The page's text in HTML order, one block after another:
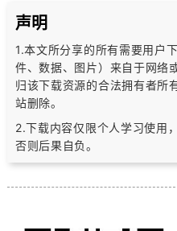
声明
1.本文所分享的所有需要用户
件、数据、图片） 来自于网络
归该下载资源的合法拥有者所
站删除。
2.下载内容仅限个人学习使用
否则后果自负。